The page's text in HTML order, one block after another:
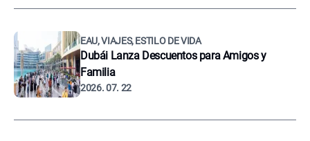
EAU, VIAJES, ESTILO DE VIDA
Dubái Lanza Descuentos para Amigos y
Familia
2026. 07. 22